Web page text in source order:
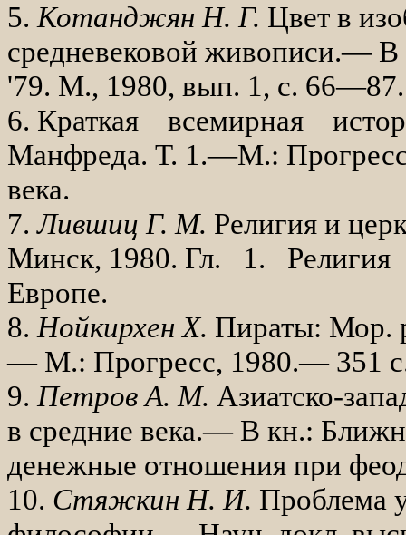
5. Котанджян Н. Г. Цвет в
средневековой живописи.— В
'79. М., 1980, вып. 1, с. 66—87.
6. Краткая всемирная
Манфреда. Т. 1.—М.:
века.
7.Лившиц Г. М. Религия и
Минск, 1980. Гл. 1. Религия
Европе.
8. Нойкирхен X. Пираты: Мор.
— М.: Прогресс, 1980.— 351
9. Петров А. М. Азиатско-
в средние века.— В кн.:
де­нежные отношения при
10. Стяжкин Н. И. Проблема